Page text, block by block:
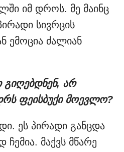
იმ დროს. მე მაინც
სივრცის
ემოცია ძალიან
არ
ფეისბუქი მოევლო?
ეს პირადი განცდა
მაქვს მწარე